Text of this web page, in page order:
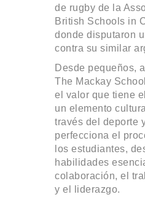
de rugby de la
British Schools in
donde disputaron
contra su similar
Desde pequeños,
The Mackay
el valor que tiene
un elemento
través del deporte
perfecciona el
los estudiantes,
habilidades
colaboración, el
y el liderazgo.